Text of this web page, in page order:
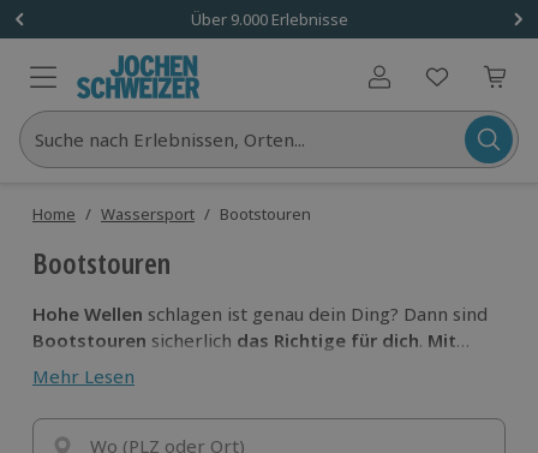
Über 9.000 Erlebnisse
Benutzerkonto
Suche nach Erlebnissen, Orten...
Home / Wassersport / Bootstouren
Bootstouren
Hohe Wellen schlagen ist genau dein Ding? Dann sind
Bootstouren sicherlich das Richtige für dich. Mit
ordentlich
und lässt dir dabei die Gischt um die Nase fliegen.
Nimm das Steuer in die Hand und stech in See!
Mehr Lesen
Wo (PLZ oder Ort)